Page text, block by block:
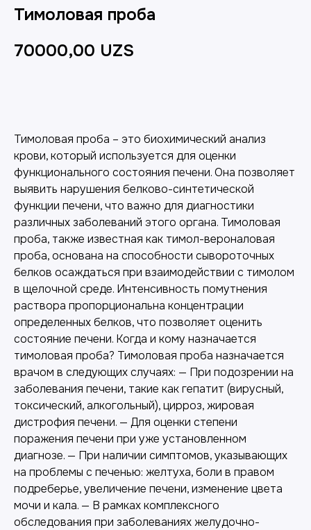
Тимоловая проба
70000,00 UZS
Тимоловая проба – это биохимический анализ
крови, который используется для оценки
функционального состояния печени. Она позволяет
выявить нарушения белково-синтетической
функции печени, что важно для диагностики
различных заболеваний этого органа. Тимоловая
проба, также известная как тимол-вероналовая
проба, основана на способности сывороточных
белков осаждаться при взаимодействии с тимолом
в щелочной среде. Интенсивность помутнения
раствора пропорциональна концентрации
определенных белков, что позволяет оценить
состояние печени. Когда и кому назначается
тимоловая проба? Тимоловая проба назначается
врачом в следующих случаях: — При подозрении на
заболевания печени, такие как гепатит (вирусный,
токсический, алкогольный), цирроз, жировая
дистрофия печени. — Для оценки степени
поражения печени при уже установленном
диагнозе. — При наличии симптомов, указывающих
на проблемы с печенью: желтуха, боли в правом
подреберье, увеличение печени, изменение цвета
мочи и кала. — В рамках комплексного
обследования при заболеваниях желудочно-